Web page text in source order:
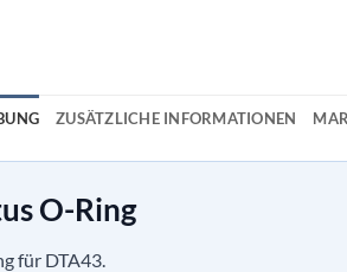
ZUSÄTZLICHE INFORMATIONEN
O-Ring
für DTA43.